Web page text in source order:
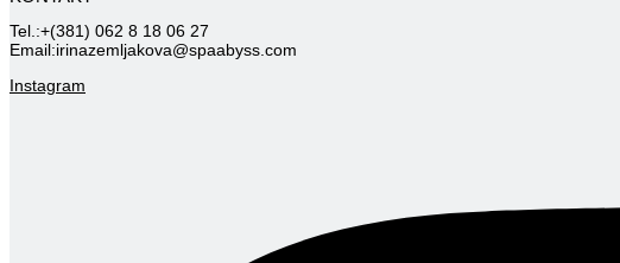
Tel.:+(381) 062 8 18 06 27
Email:irinazemljakova@spaabyss.com
Instagram